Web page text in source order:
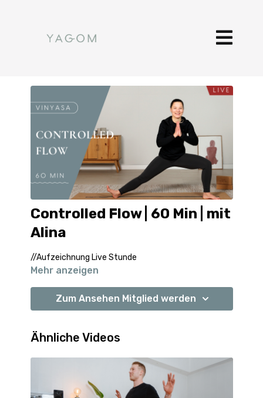
Controlled Flow | 60 Min | mit
Alina
//Aufzeichnung Live Stunde
Mehr anzeigen
Zum Ansehen Mitglied werden
Ähnliche Videos